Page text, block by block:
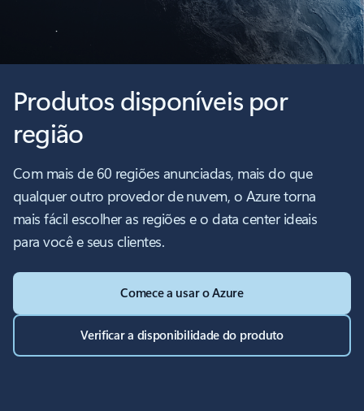
Produtos disponíveis por
região
Com mais de 60 regiões anunciadas, mais do que
qualquer outro provedor de nuvem, o Azure torna
mais fácil escolher as regiões e o data center ideais
para você e seus clientes.
Comece a usar o Azure
Verificar a disponibilidade do produto